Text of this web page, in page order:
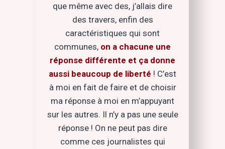
que même avec des, j’allais dire
des travers, enfin des
caractéristiques qui sont
communes, on a chacune une
réponse différente et ça donne
aussi beaucoup de liberté ! C’est
à moi en fait de faire et de choisir
ma réponse à moi en m’appuyant
sur les autres. Il n’y a pas une seule
réponse ! On ne peut pas dire
comme ces journalistes qui